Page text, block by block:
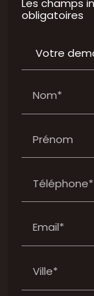
Les champs
obligatoires
Nom*
Prénom
Téléphone*
Email*
Ville*